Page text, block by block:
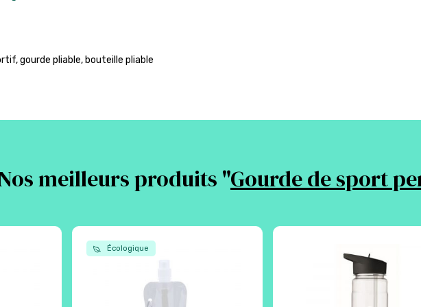
gourde pliable, bouteille pliable
meilleurs produits "Gourde de sport
Écologique